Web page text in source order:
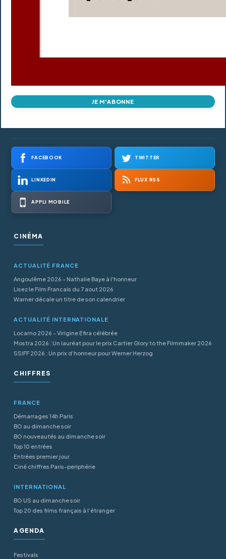
JE M'ABONNE
FACEBOOK TWITTER
LINKEDIN FLUX RSS
APPLI MOBILE
CINÉMA
ACTUALITÉ FRANCE
Angoulême 2026 - Nathalie Baye à l'honneur
Lisez le Film Francais du 7 aout 2026
Warner décale un titre de son calendrier
ACTUALITÉ INTERNATIONALE
Locarno 2026 - Virigine Efira célébrée
Mostra 2026 : Un lauréat pour le prix Cartier Glory to the Filmmaker 2026
SSIFF 2026 : Un prix d’honneur pour Werner Herzog
CHIFFRES
FRANCE
Démarrages 14h Paris
BO au dimanche soir
BO nouveautés au dimanche soir
Top 10 entrées
Entrées premier jour
Ciné chiffres Paris-periphérie
INTERNATIONAL
BO US au dimanche soir
Top 20 des films français à l’étranger
AGENDA
Festivals